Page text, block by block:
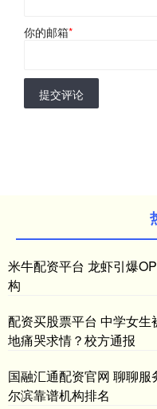
你的邮箱*
提交评论
米牛配资平台 龙虾引爆
构
配资买股票平台 中学女
地痛哭求情？校方通报
国融汇通配资官网 聊聊
尔滨靠谱机构排名